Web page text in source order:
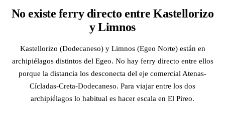
No existe ferry directo entre Kastellorizo
y Limnos
Kastellorizo (Dodecaneso) y Limnos (Egeo Norte) están en
archipiélagos distintos del Egeo. No hay ferry directo entre ellos
porque la distancia los desconecta del eje comercial Atenas-
Cícladas-Creta-Dodecaneso. Para viajar entre los dos
archipiélagos lo habitual es hacer escala en El Pireo.